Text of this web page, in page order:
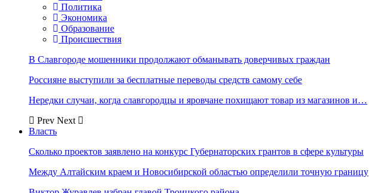
Политика
Экономика
Образование
Происшествия
В Славгороде мошенники продолжают обманывать доверчивых граждан
Россияне выступили за бесплатные переводы средств самому себе
Нередки случаи, когда славгородцы и яровчане похищают товар из магазинов и…
Prev Next
Власть
Сколько проектов заявлено на конкурс Губернаторских грантов в сфере культуры
Между Алтайским краем и Новосибирской областью определили точную границу